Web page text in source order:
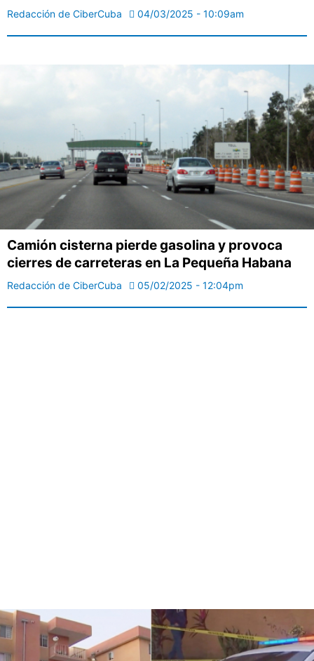
Redacción de CiberCuba 04/03/2025 - 10:09am
Camión cisterna pierde gasolina y provoca
cierres de carreteras en La Pequeña Habana
Redacción de CiberCuba 05/02/2025 - 12:04pm